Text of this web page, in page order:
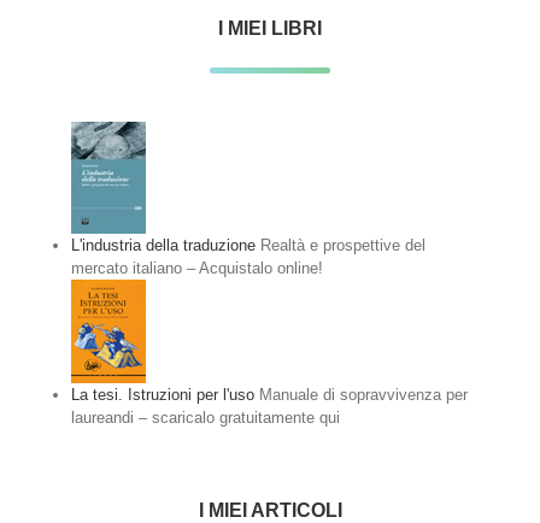
I MIEI LIBRI
L'industria della traduzione Realtà e prospettive del
mercato italiano – Acquistalo online!
La tesi. Istruzioni per l'uso Manuale di sopravvivenza per
laureandi – scaricalo gratuitamente qui
I MIEI ARTICOLI